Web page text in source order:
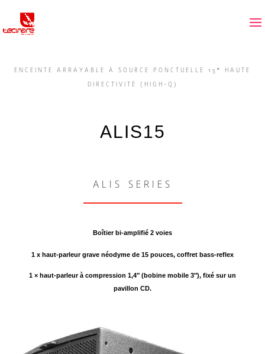
ENCEINTE ARRAYABLE À SOURCE PONCTUELLE 15″ HAUTE
DIRECTIVITÉ (HIGH-Q)
ALIS15
ALIS SERIES
Boîtier bi-amplifié 2 voies
1 x haut-parleur grave néodyme de 15 pouces, coffret bass-reflex
1 × haut-parleur à compression 1,4″ (bobine mobile 3″), fixé sur un
pavillon CD.